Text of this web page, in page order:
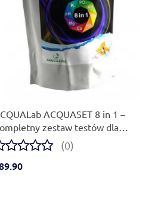
Produkt niedostępny
ACQUASET 8 in 1 –
zestaw testów dla
(0)